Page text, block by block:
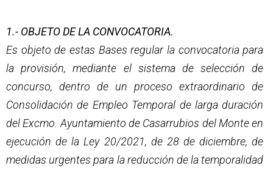
1.- OBJETO DE LA CONVOCATORIA.
Es objeto de estas Bases regular la convocatoria para
la provisión, mediante el sistema de selección de
concurso, dentro de un proceso extraordinario de
Consolidación de Empleo Temporal de larga duración
del Excmo. Ayuntamiento de Casarrubios del Monte en
ejecución de la Ley 20/2021, de 28 de diciembre, de
medidas urgentes para la reducción de la temporalidad